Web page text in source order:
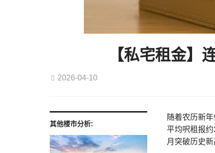
【私宅租金】
2026-04-10
其他楼市分析:
随着农历新
平均呎租报
月突破历史新